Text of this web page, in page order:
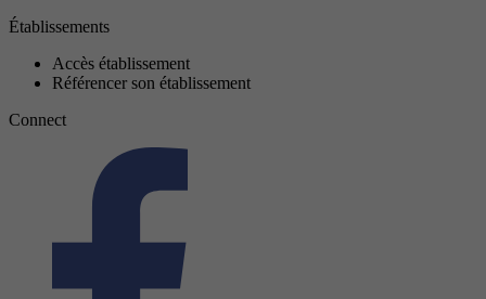
Établissements
Accès établissement
Référencer son établissement
Connect